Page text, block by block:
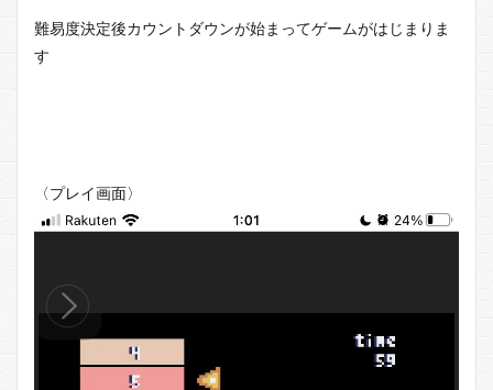
難易度決定後カウントダウンが始まってゲームがはじまりま
す
〈プレイ画面〉